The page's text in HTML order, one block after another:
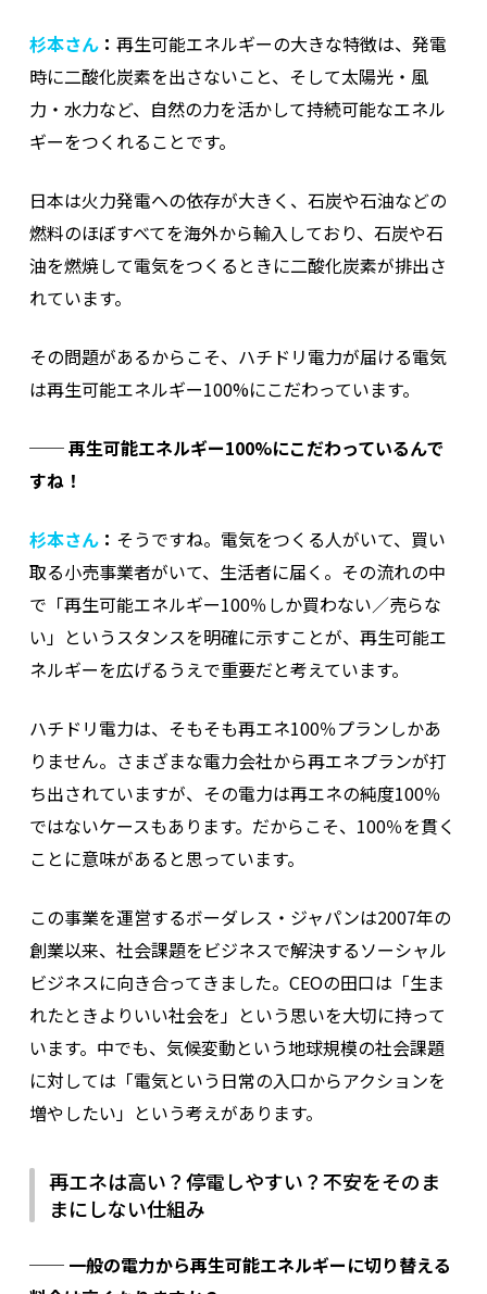
杉本さん： 再生可能エネルギーの大きな特徴は、発電
時に二酸化炭素を出さないこと、そして太陽光・風
力・水力など、自然の力を活かして持続可能なエネル
ギーをつくれることです。
日本は火力発電への依存が大きく、石炭や石油などの
燃料のほぼすべてを海外から輸入しており、石炭や石
油を燃焼して電気をつくるときに二酸化炭素が排出さ
れています。
その問題があるからこそ、ハチドリ電力が届ける電気
は再生可能エネルギー100%にこだわっています。
──再生可能エネルギー100%にこだわっているんで
すね！
杉本さん： そうですね。電気をつくる人がいて、買い
取る小売事業者がいて、生活者に届く。その流れの中
で「再生可能エネルギー100％しか買わない／売らな
い」というスタンスを明確に示すことが、再生可能エ
ネルギーを広げるうえで重要だと考えています。
ハチドリ電力は、そもそも再エネ100％プランしかあ
りません。さまざまな電力会社から再エネプランが打
ち出されていますが、その電力は再エネの純度100％
ではないケースもあります。だからこそ、100％を貫く
ことに意味があると思っています。
この事業を運営するボーダレス・ジャパンは2007年の
創業以来、社会課題をビジネスで解決するソーシャル
ビジネスに向き合ってきました。CEOの田口は「生ま
れたときよりいい社会を」という思いを大切に持って
います。中でも、気候変動という地球規模の社会課題
に対しては「電気という日常の入口からアクションを
増やしたい」という考えがあります。
再エネは高い？停電しやすい？不安をそのま
まにしない仕組み
── 一般の電力から再生可能エネルギーに切り替える